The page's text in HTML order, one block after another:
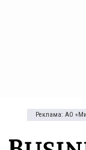
Реклама: АО